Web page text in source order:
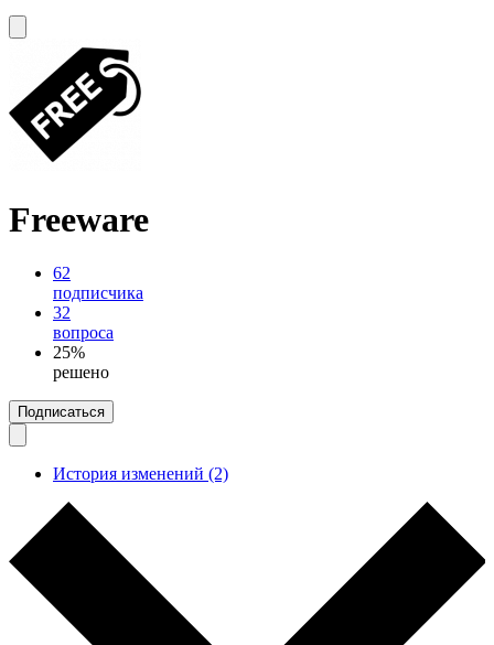
Freeware
62
подписчика
32
вопроса
25%
решено
Подписаться
История изменений (2)